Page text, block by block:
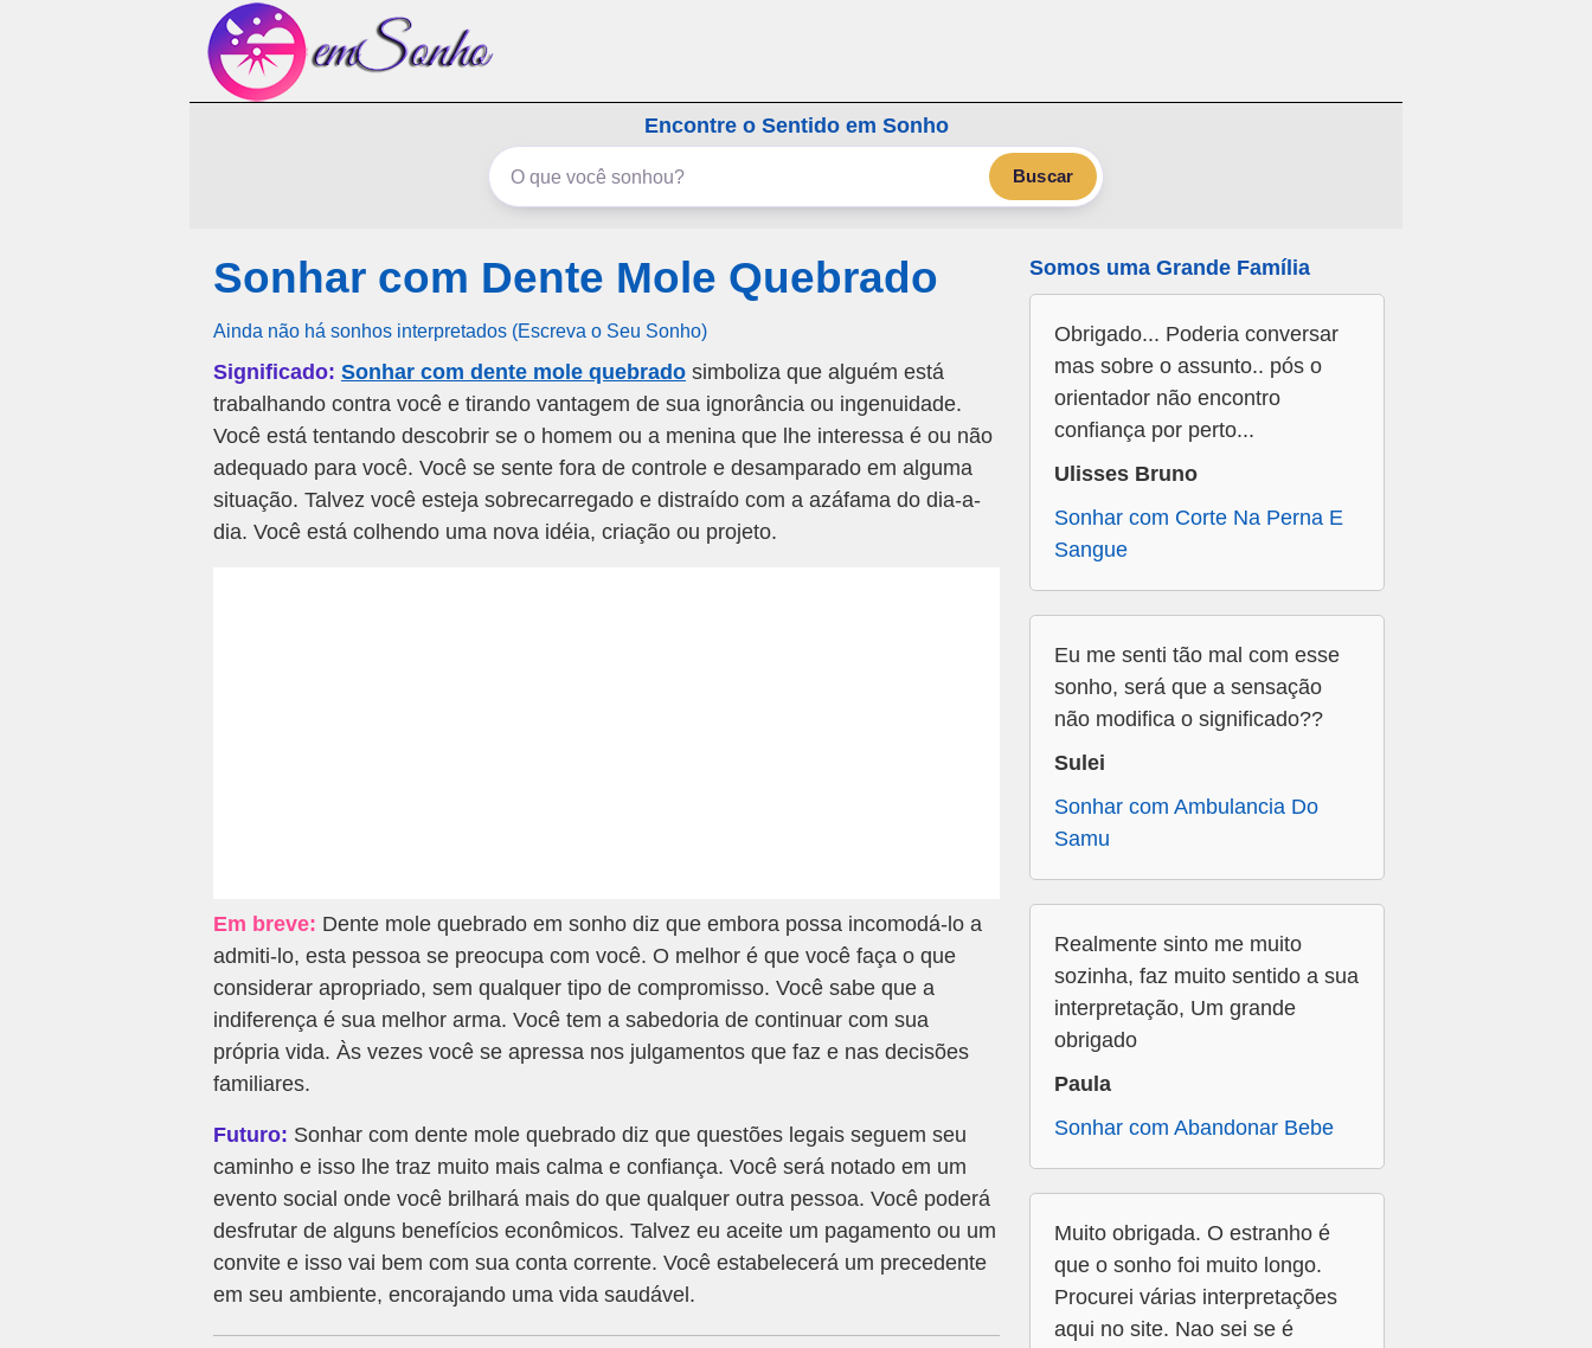
Encontre o Sentido em Sonho
Buscar
Sonhar com Dente Mole Quebrado
Ainda não há sonhos interpretados (Escreva o Seu Sonho)
Significado: Sonhar com dente mole quebrado simboliza que alguém está
trabalhando contra você e tirando vantagem de sua ignorância ou ingenuidade.
Você está tentando descobrir se o homem ou a menina que lhe interessa é ou não
adequado para você. Você se sente fora de controle e desamparado em alguma
situação. Talvez você esteja sobrecarregado e distraído com a azáfama do dia-a-
dia. Você está colhendo uma nova idéia, criação ou projeto.
Em breve: Dente mole quebrado em sonho diz que embora possa incomodá-lo a
admiti-lo, esta pessoa se preocupa com você. O melhor é que você faça o que
considerar apropriado, sem qualquer tipo de compromisso. Você sabe que a
indiferença é sua melhor arma. Você tem a sabedoria de continuar com sua
própria vida. Às vezes você se apressa nos julgamentos que faz e nas decisões
familiares.
Futuro: Sonhar com dente mole quebrado diz que questões legais seguem seu
caminho e isso lhe traz muito mais calma e confiança. Você será notado em um
evento social onde você brilhará mais do que qualquer outra pessoa. Você poderá
desfrutar de alguns benefícios econômicos. Talvez eu aceite um pagamento ou um
convite e isso vai bem com sua conta corrente. Você estabelecerá um precedente
em seu ambiente, encorajando uma vida saudável.
Somos uma Grande Família
Obrigado... Poderia conversar
mas sobre o assunto.. pós o
orientador não encontro
confiança por perto...
Ulisses Bruno
Sonhar com Corte Na Perna E
Sangue
Eu me senti tão mal com esse
sonho, será que a sensação
não modifica o significado??
Sulei
Sonhar com Ambulancia Do
Samu
Realmente sinto me muito
sozinha, faz muito sentido a sua
interpretação, Um grande
obrigado
Paula
Sonhar com Abandonar Bebe
Muito obrigada. O estranho é
que o sonho foi muito longo.
Procurei várias interpretações
aqui no site. Nao sei se é